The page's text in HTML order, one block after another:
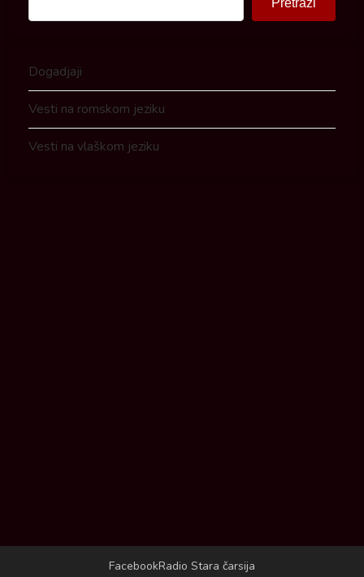
Pretraži
Dogadjaji
Vesti na romskom jeziku
Vesti na vlaškom jeziku
FacebookRadio Stara čarsija